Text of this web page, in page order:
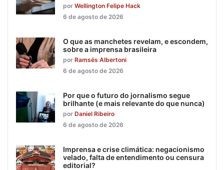
por Wellington Felipe Hack
6 de agosto de 2026
O que as manchetes revelam, e escondem,
sobre a imprensa brasileira
por Ramsés Albertoni
6 de agosto de 2026
Por que o futuro do jornalismo segue
brilhante (e mais relevante do que nunca)
por Daniel Ribeiro
6 de agosto de 2026
Imprensa e crise climática: negacionismo
velado, falta de entendimento ou censura
editorial?